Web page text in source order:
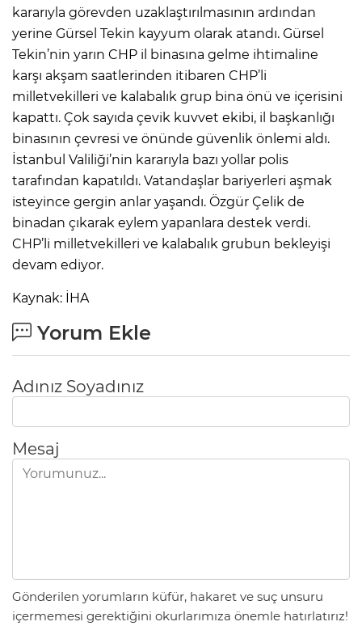
kararıyla görevden uzaklaştırılmasının ardından
yerine Gürsel Tekin kayyum olarak atandı. Gürsel
Tekin’nin yarın CHP il binasına gelme ihtimaline
karşı akşam saatlerinden itibaren CHP’li
milletvekilleri ve kalabalık grup bina önü ve içerisini
kapattı. Çok sayıda çevik kuvvet ekibi, il başkanlığı
binasının çevresi ve önünde güvenlik önlemi aldı.
İstanbul Valiliği’nin kararıyla bazı yollar polis
tarafından kapatıldı. Vatandaşlar bariyerleri aşmak
isteyince gergin anlar yaşandı. Özgür Çelik de
binadan çıkarak eylem yapanlara destek verdi.
CHP’li milletvekilleri ve kalabalık grubun bekleyişi
devam ediyor.
Kaynak: İHA
Yorum Ekle
Adınız Soyadınız
Mesaj
Gönderilen yorumların küfür, hakaret ve suç unsuru
içermemesi gerektiğini okurlarımıza önemle hatırlatırız!